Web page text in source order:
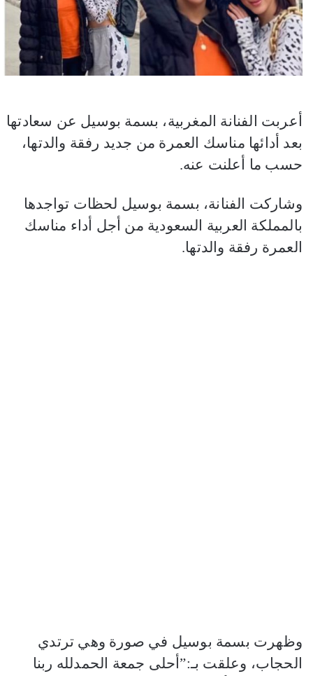
أعربت الفنانة المغربية، بسمة بوسيل عن سعادتها
بعد أدائها مناسك العمرة من جديد رفقة والدتها،
حسب ما أعلنت عنه.
وشاركت الفنانة، بسمة بوسيل لحظات تواجدها
بالمملكة العربية السعودية من أجل أداء مناسك
العمرة رفقة والدتها.
وظهرت بسمة بوسيل في صورة وهي ترتدي
الحجاب، وعلقت بـ:”أحلى جمعة الحمدلله ربنا